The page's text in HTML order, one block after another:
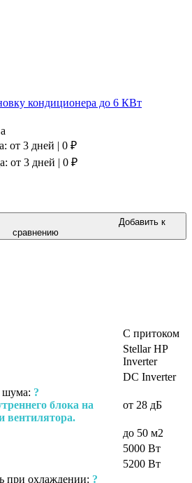
кондиционера до 6 КВт
от 3 дней | 0 ₽
от 3 дней | 0 ₽
Добавить к
сравнению
С притоком
Stellar HP
Inverter
DC Inverter
шума: ?
блока на
вентилятора.
от 28 дБ
до 50 м2
5000 Вт
5200 Вт
при охлаждении: ?